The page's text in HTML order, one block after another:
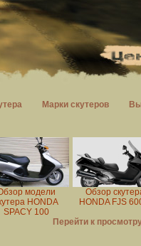
Марки скутеров
модели
HONDA
SPACY 100
Обзор
HONDA FJS
Перейти к